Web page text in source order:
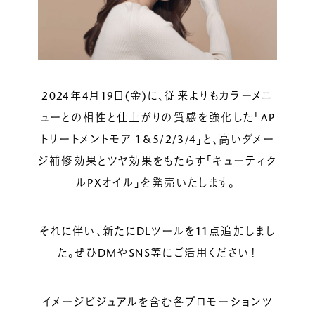
ヘアコラム
for SALON
2024年4月19日(金)に、従来よりもカラーメニ
ューとの相性と仕上がりの質感を強化した「AP
トリートメントモア 1&5/2/3/4」と、高いダメー
ジ補修効果とツヤ効果をもたらす「キューティク
ルPXオイル」を発売いたします。
それに伴い、新たにDLツールを11点追加しまし
た。ぜひDMやSNS等にご活用ください！
イメージビジュアルを含む各プロモーションツ